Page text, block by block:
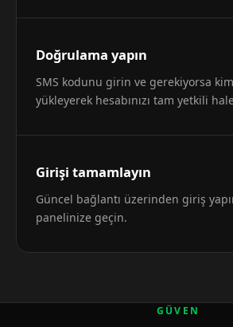
Doğrulama yapın
SMS kodunu girin ve gerekiyorsa
yükleyerek hesabınızı tam yetkili
Girişi tamamlayın
Güncel bağlantı üzerinden giriş
panelinize geçin.
GÜVEN